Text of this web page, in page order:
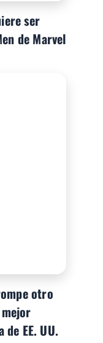
ser
de Marvel
otro
EE. UU.